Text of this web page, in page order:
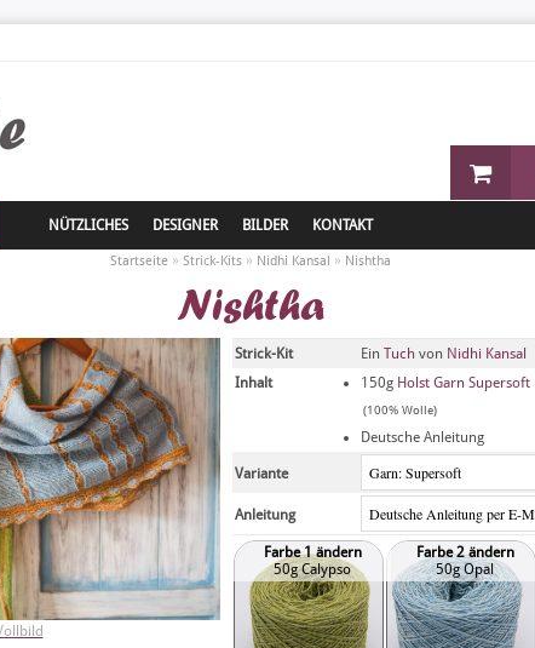
NÜTZLICHES DESIGNER BILDER KONTAKT
Startseite » Strick-Kits » Nidhi Kansal » Nishtha
Nishtha
Strick-Kit Ein Tuch von Nidhi Kansal
Inhalt
150g Holst Garn Supersoft
(100% Wolle)
Deutsche Anleitung
Variante
Anleitung
Farbe 1 ändern
50g Calypso
Farbe 2 ändern
50g Opal